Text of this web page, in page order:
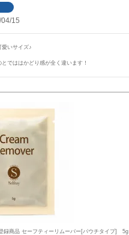
15
愛いサイズ♪
でははかどり感が全く違います！
録商品 セーフティーリムーバー[パウチタイプ] 5g